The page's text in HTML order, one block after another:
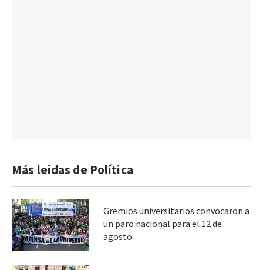
Más leidas de Política
Gremios universitarios convocaron a
un paro nacional para el 12 de
agosto